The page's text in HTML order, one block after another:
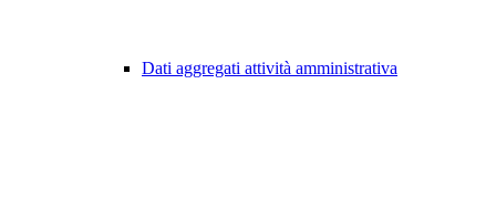
Dati aggregati attività amministrativa